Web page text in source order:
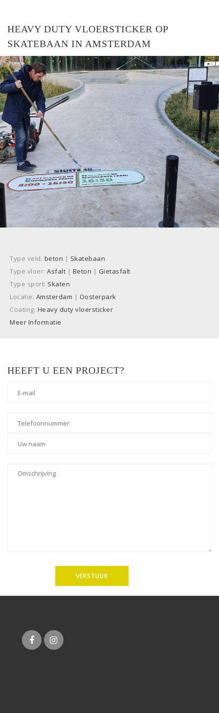
HEAVY DUTY VLOERSTICKER OP
SKATEBAAN IN AMSTERDAM
Type veld: beton | Skatebaan
Type vloer: Asfalt | Beton | Gietasfalt
Type sport: Skaten
Locatie: Amsterdam | Oosterpark
Coating: Heavy duty vloersticker
Meer Informatie
HEEFT U EEN PROJECT?